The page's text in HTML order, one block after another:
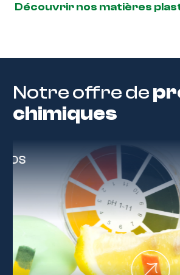
Découvrir nos matières
Notre offre de
chimiques
ACRYLATES